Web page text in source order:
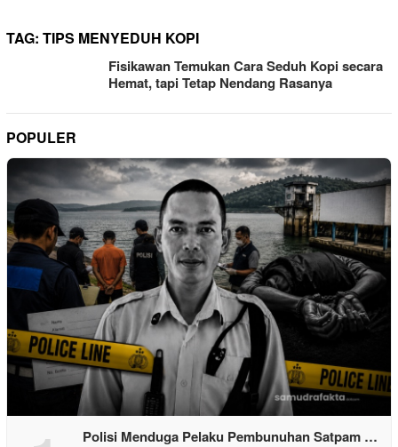
TAG: TIPS MENYEDUH KOPI
Fisikawan Temukan Cara Seduh Kopi secara
Hemat, tapi Tetap Nendang Rasanya
POPULER
Polisi Menduga Pelaku Pembunuhan Satpam …